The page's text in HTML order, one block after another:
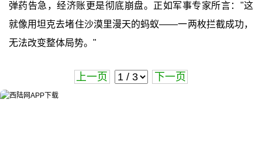
弹药告急，经济账更是彻底崩盘。正如军事专家所言："这
就像用坦克去堵住沙漠里漫天的蚂蚁——一两枚拦截成功，
无法改变整体局势。"
上一页 下一页